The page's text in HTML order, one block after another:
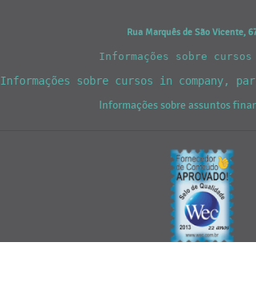
Rua Marquês de São Vicente,
Informações sobre
Informações sobre cursos in company,
Informações sobre assuntos